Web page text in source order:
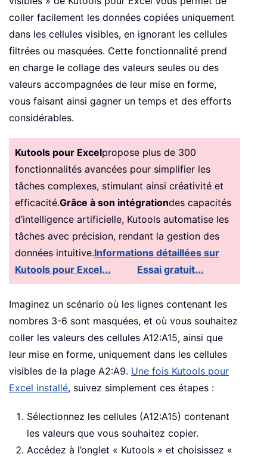
coller facilement les données copiées uniquement
dans les cellules visibles, en ignorant les cellules
filtrées ou masquées. Cette fonctionnalité prend
en charge le collage des valeurs seules ou des
valeurs accompagnées de leur mise en forme,
vous faisant ainsi gagner un temps et des efforts
considérables.
Kutools pour Excelpropose plus de 300
fonctionnalités avancées pour simplifier les
tâches complexes, stimulant ainsi créativité et
efficacité.Grâce à son intégrationdes capacités
d’intelligence artificielle, Kutools automatise les
tâches avec précision, rendant la gestion des
données intuitive.Informations détaillées sur
Kutools pour Excel...
Essai gratuit...
Imaginez un scénario où les lignes contenant les
nombres 3-6 sont masquées, et où vous souhaitez
coller les valeurs des cellules A12:A15, ainsi que
leur mise en forme, uniquement dans les cellules
visibles de la plage A2:A9. Une fois Kutools pour
Excel installé, suivez simplement ces étapes :
Sélectionnez les cellules (A12:A15) contenant
les valeurs que vous souhaitez copier.
Accédez à l’onglet « Kutools » et choisissez «